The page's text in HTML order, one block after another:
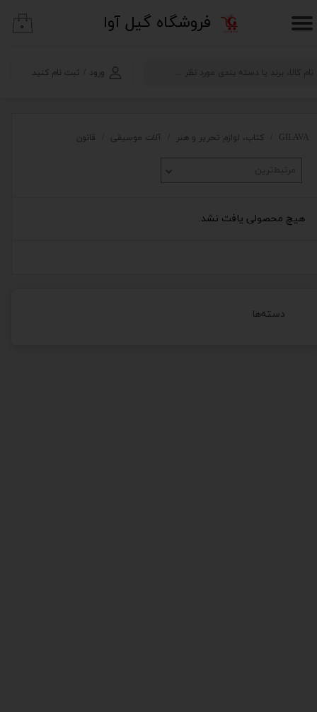
​فروشگاه گیل آوا
ورود ثبت نام کنید
حساب کاربری من
۰
دسته‌ها
GILAVA کتاب، لوازم تحریر و هنر آلات موسیقی قانون
مرتبط‌ترین
هیچ محصولی یافت نشد.